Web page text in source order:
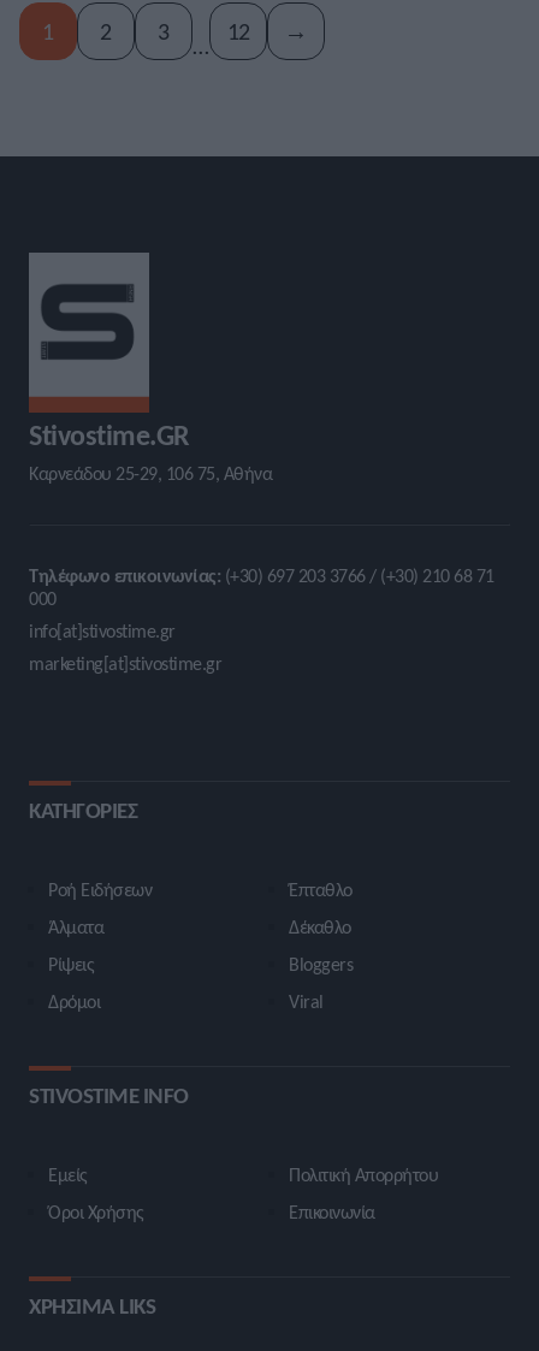
1 2 3 … 12 →
Stivostime.GR
Καρνεάδου 25-29, 106 75, Αθήνα
Τηλέφωνο επικοινωνίας: (+30) 697 203 3766 / (+30) 210 68 71
000
info[at]stivostime.gr
marketing[at]stivostime.gr
ΚΑΤΗΓΟΡΙΕΣ
Ροή Ειδήσεων
Άλματα
Ρίψεις
Δρόμοι
Έπταθλο
Δέκαθλο
Bloggers
Viral
STIVOSTIME INFO
Εμείς
Όροι Χρήσης
Πολιτική Απορρήτου
Επικοινωνία
ΧΡΗΣΙΜΑ LIKS